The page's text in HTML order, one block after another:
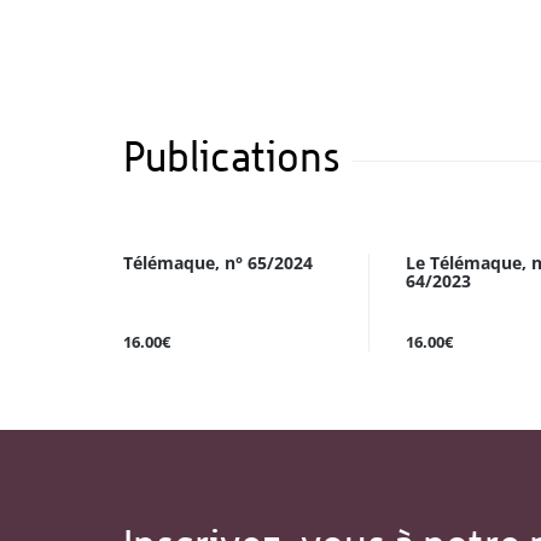
Publications
Télémaque, n° 65/2024
16.00€
Le Télémaque,
64/2023
16.00€